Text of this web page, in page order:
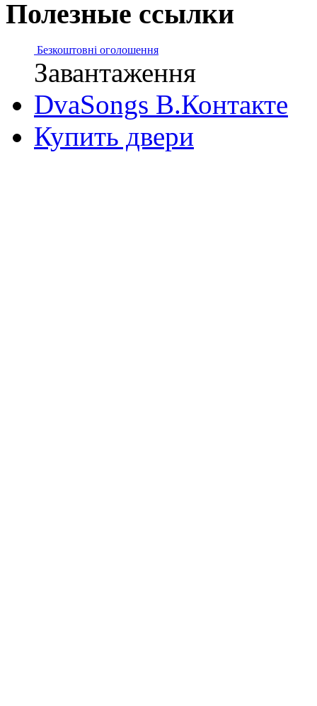
Полезные ссылки
Безкоштовні оголошення
Завантаження
DvaSongs В.Контакте
Купить двери